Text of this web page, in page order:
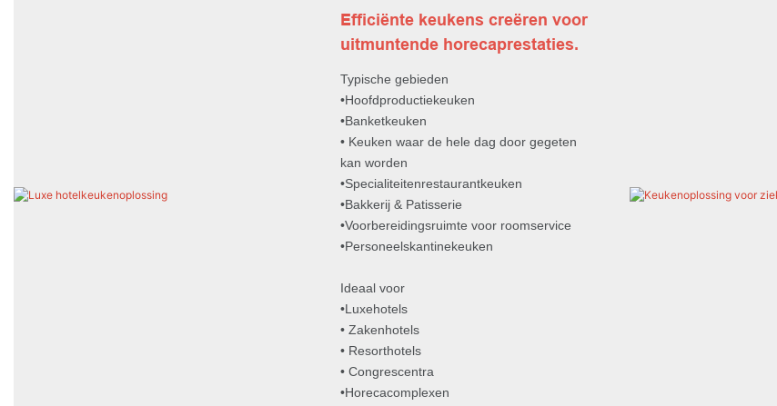
Efficiënte keukens creëren voor
uitmuntende horecaprestaties.
Typische gebieden
•Hoofdproductiekeuken
•Banketkeuken
• Keuken waar de hele dag door gegeten
kan worden
•Specialiteitenrestaurantkeuken
•Bakkerij & Patisserie
•Voorbereidingsruimte voor roomservice
•Personeelskantinekeuken
Ideaal voor
•Luxehotels
• Zakenhotels
• Resorthotels
• Congrescentra
•Horecacomplexen